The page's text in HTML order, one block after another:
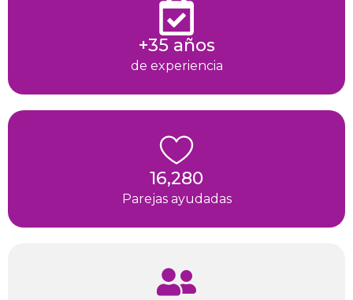
+35 años
de experiencia
16,280
Parejas ayudadas